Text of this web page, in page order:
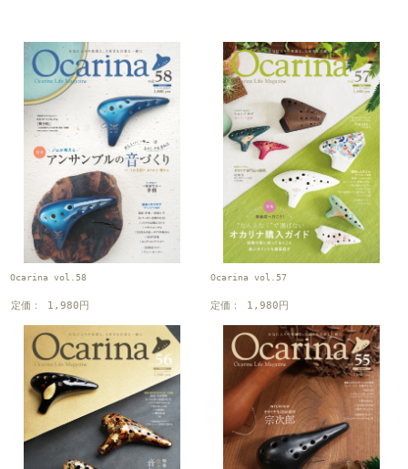
Ocarina vol.58
定価： 1,980円
Ocarina vol.57
定価： 1,980円